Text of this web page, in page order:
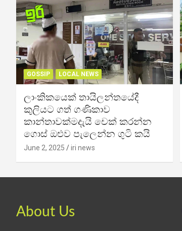
GOSSIP LOCAL NEWS
ලාංකිකයෙක් තායිලන්තයේදී
කුලියට ගත් ගණිකාව
කාන්තාවක්මදැයි චෙක් කරන්න
ගොස් ඔළුව පැලෙන්න ගුටි කයි
June 2, 2025 iri news
About Us